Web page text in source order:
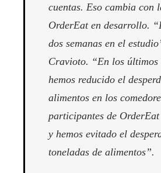
cuentas. Eso cambia con
OrderEat en desarrollo.
dos semanas en el
Cravioto. “En los últimos
hemos reducido el
alimentos en los
participantes de
y hemos evitado el
toneladas de alimentos”.